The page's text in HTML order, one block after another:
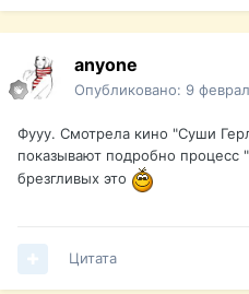
anyone
Опубликовано: 9
Фууу. Смотрела кино "Суши
показывают подробно процесс
брезгливых это
Цитата